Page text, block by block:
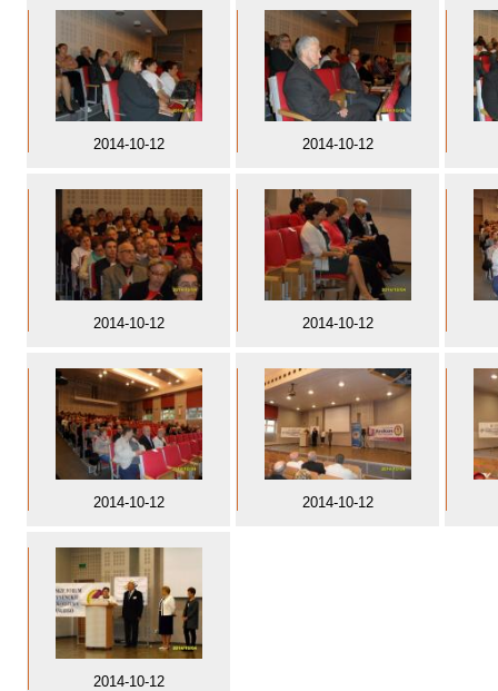
2014-10-12 2014-10-12
2014-10-12 2014-10-12
2014-10-12 2014-10-12
2014-10-12